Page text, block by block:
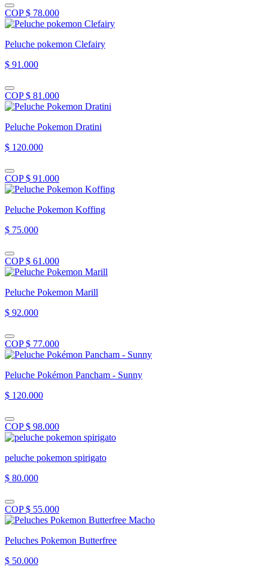
COP $ 78.000
Peluche pokemon Clefairy
$ 91.000
COP $ 81.000
Peluche Pokemon Dratini
$ 120.000
COP $ 91.000
Peluche Pokemon Koffing
$ 75.000
COP $ 61.000
Peluche Pokemon Marill
$ 92.000
COP $ 77.000
Peluche Pokémon Pancham - Sunny
$ 120.000
COP $ 98.000
peluche pokemon spirigato
$ 80.000
COP $ 55.000
Peluches Pokemon Butterfree
$ 50.000